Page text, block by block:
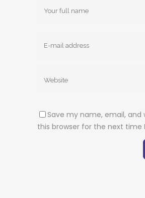
Save my name, email, and
this browser for the next time